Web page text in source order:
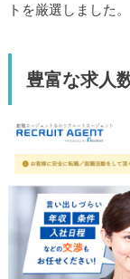
トを厳選しました。
豊富な求人